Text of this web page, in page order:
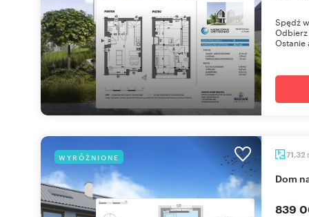
Spędź
Odbierz
Ostanie
WYRÓŻNIONE 71,32
dom
839